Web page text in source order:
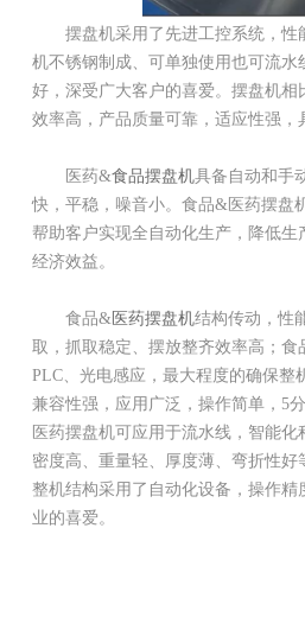
摆盘机采用了先进工控系统，性
机不锈钢制成、可单独使用也可流水
好，深受广大客户的喜爱。摆盘机相
效率高，产品质量可靠，适应性强，
医药&食品摆盘机具备自动和手
快，平稳，噪音小。食品&医药摆盘
帮助客户实现全自动化生产，降低生
经济效益。
食品& 医药摆盘机结构传动，性
取，抓取稳定、摆放整齐效率高；食
PLC、光电感应，最大程度的确保整
兼容性强，应用广泛，操作简单，5
医药摆盘机可应用于流水线，智能
密度高、重量轻、厚度薄、弯折性
整机结构采用了自动化设备，操作
业的喜爱。